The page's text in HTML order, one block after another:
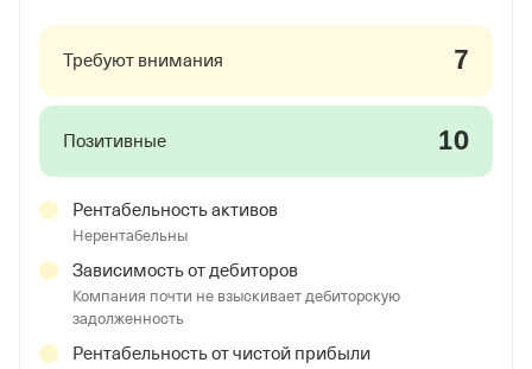
Требуют внимания 7
Позитивные 10
Рентабельность активов
Нерентабельны
Зависимость от дебиторов
Компания почти не взыскивает дебиторскую
задолженность
Рентабельность от чистой прибыли